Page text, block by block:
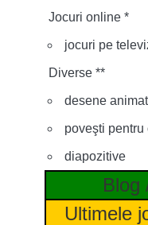
Jocuri online *
jocuri pe
Diverse **
desene
poveşti pentru
diapozitive
Blog
Ultimele